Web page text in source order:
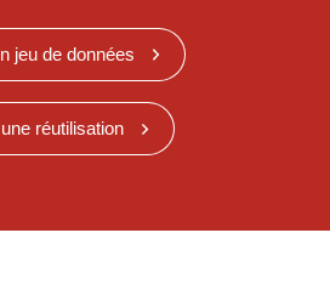
jeu de données
réutilisation